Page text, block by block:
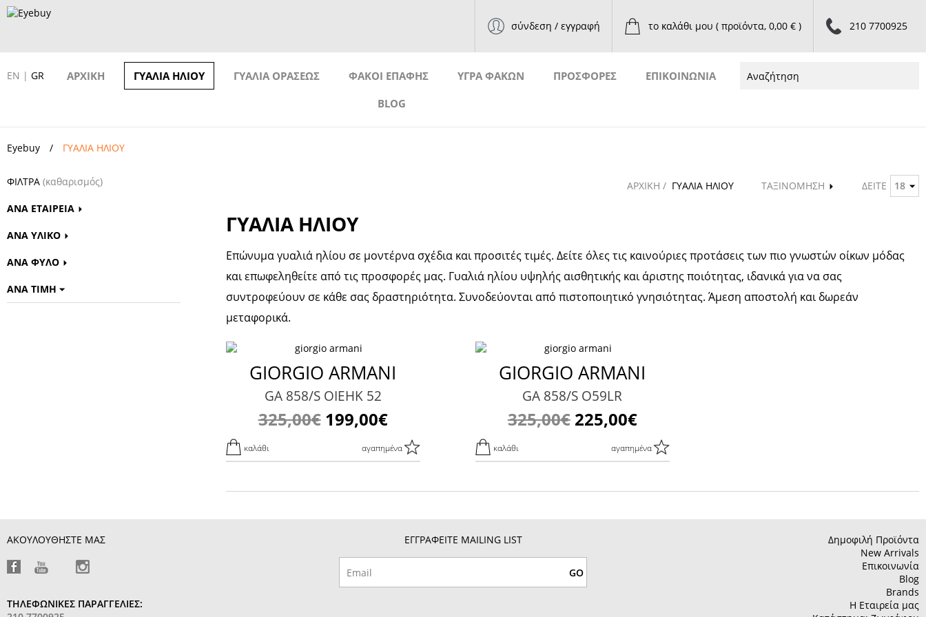
210 7700925
το καλάθι μου ( προϊόντα, 0,00 € )
σύνδεση / εγγραφή
EN | GR ΑΡΧΙΚΗ ΓΥΑΛΙΑ ΗΛΙΟΥ ΓΥΑΛΙΑ ΟΡΑΣΕΩΣ ΦΑΚΟΙ ΕΠΑΦΗΣ ΥΓΡΑ ΦΑΚΩΝ ΠΡΟΣΦΟΡΕΣ
ΕΠΙΚΟΙΝΩΝΙΑ
BLOG
Eyebuy ΓΥΑΛΙΑ ΗΛΙΟΥ
ΦΙΛΤΡΑ (καθαρισμός)
ΑΝΑ ΕΤΑΙΡΕΙΑ
ΑΝΑ ΥΛΙΚΟ
ΑΝΑ ΦΥΛΟ
ΑΝΑ ΤΙΜΗ
18
ΔΕΙΤΕ
ΤΑΞΙΝΟΜΗΣΗ
ΑΡΧΙΚΗ / ΓΥΑΛΙΑ ΗΛΙΟΥ
ΓΥΑΛΙΑ ΗΛΙΟΥ
Επώνυμα γυαλιά ηλίου σε μοντέρνα σχέδια και προσιτές τιμές. Δείτε όλες τις καινούριες προτάσεις των πιο γνωστών οίκων μόδας
και επωφεληθείτε από τις προσφορές μας. Γυαλιά ηλίου υψηλής αισθητικής και άριστης ποιότητας, ιδανικά για να σας
συντροφεύουν σε κάθε σας δραστηριότητα. Συνοδεύονται από πιστοποιητικό γνησιότητας. Άμεση αποστολή και δωρεάν
μεταφορικά.
GIORGIO ARMANI
GA 858/S OIEHK 52
325,00€199,00€
καλάθι αγαπημένα
GIORGIO ARMANI
GA 858/S O59LR
325,00€225,00€
καλάθι αγαπημένα
ΑΚΟΥΛΟΥΘΗΣΤΕ ΜΑΣ
ΤΗΛΕΦΩΝΙΚΕΣ ΠΑΡΑΓΓΕΛΙΕΣ:
ΕΓΓΡΑΦΕΙΤΕ MAILING LIST
Δημοφιλή Προϊόντα
New Arrivals
Επικοινωνία
Blog
Brands
Η Εταιρεία μας